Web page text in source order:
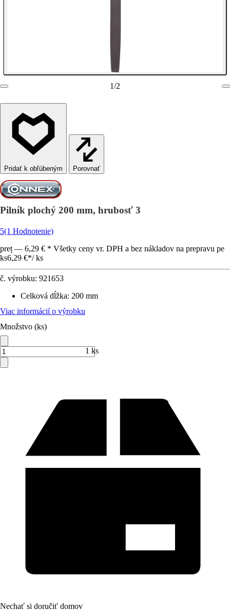
1/2
Porovnať
Pilník plochý 200 mm, hrubosť 3
5(1 Hodnotenie)
preț — 6,29 € * Všetky ceny vr. DPH a bez nákladov na prepravu pe
ks6,29 €*/ ks
č. výrobku: 921653
Celková dĺžka: 200 mm
Viac informácií o výrobku
Množstvo (ks)
1 ks
Nechať si doručiť domov